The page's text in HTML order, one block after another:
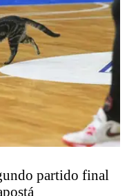
partido final